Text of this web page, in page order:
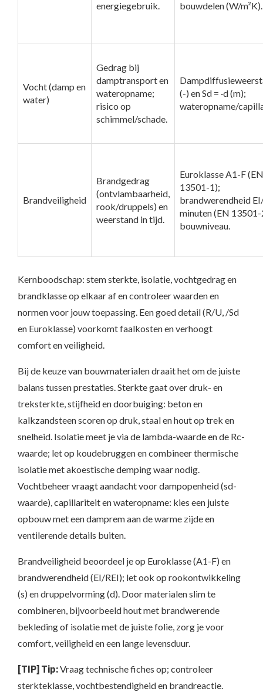
energiegebruik. bouwdelen (W/m²K).
Vocht (damp en
water)
Gedrag bij
damptransport en
wateropname;
risico op
schimmel/schade.
(-) en Sd = ·d (m);
wateropname/
Brandveiligheid
Brandgedrag
(ontvlambaarheid,
rook/druppels) en
weerstand in tijd.
Euroklasse A1-F (EN
13501-1);
brandwerendheid
minuten (EN
bouwniveau.
Kernboodschap: stem sterkte, isolatie, vochtgedrag en
brandklasse op elkaar af en controleer waarden en
normen voor jouw toepassing. Een goed detail (R/U, /Sd
en Euroklasse) voorkomt faalkosten en verhoogt
comfort en veiligheid.
Bij de keuze van bouwmaterialen draait het om de juiste
balans tussen prestaties. Sterkte gaat over druk- en
treksterkte, stijfheid en doorbuiging: beton en
kalkzandsteen scoren op druk, staal en hout op trek en
snelheid. Isolatie meet je via de lambda-waarde en de Rc-
waarde; let op koudebruggen en combineer thermische
isolatie met akoestische demping waar nodig.
Vochtbeheer vraagt aandacht voor dampopenheid (sd-
waarde), capillariteit en wateropname: kies een juiste
opbouw met een damprem aan de warme zijde en
ventilerende details buiten.
Brandveiligheid beoordeel je op Euroklasse (A1-F) en
brandwerendheid (EI/REI); let ook op rookontwikkeling
(s) en druppelvorming (d). Door materialen slim te
combineren, bijvoorbeeld hout met brandwerende
bekleding of isolatie met de juiste folie, zorg je voor
comfort, veiligheid en een lange levensduur.
[TIP] Tip:Vraag technische fiches op; controleer
sterkteklasse, vochtbestendigheid en brandreactie.